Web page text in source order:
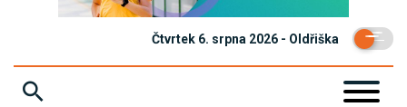
Čtvrtek 6. srpna 2026 - Oldřiška